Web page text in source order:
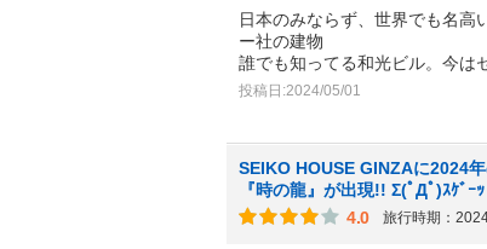
日本のみならず、世界でも名高
ー社の建物
誰でも知ってる和光ビル。今は
投稿日:2024/05/01
SEIKO HOUSE GINZAに2024
『時の龍』が出現!! Σ(ﾟДﾟ)ｽｹﾞｰｯ
4.0
旅行時期：